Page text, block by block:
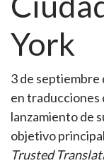
York
3 de septiembre
en traducciones
lanzamiento de
objetivo
Trusted